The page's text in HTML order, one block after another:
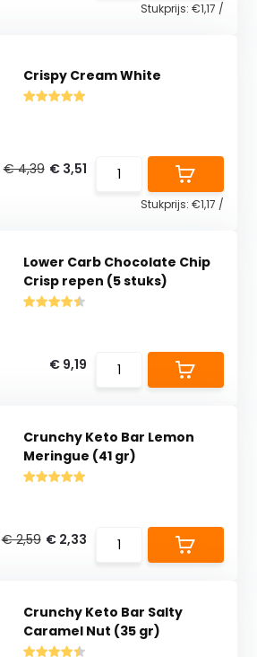
Stukprijs: €1,17 /
Crispy Cream White
€ 4,39 € 3,51
Stukprijs: €1,17 /
Lower Carb Chocolate Chip
Crisp repen (5 stuks)
€ 9,19
Crunchy Keto Bar Lemon
Meringue (41 gr)
€ 2,59 € 2,33
Crunchy Keto Bar Salty
Caramel Nut (35 gr)